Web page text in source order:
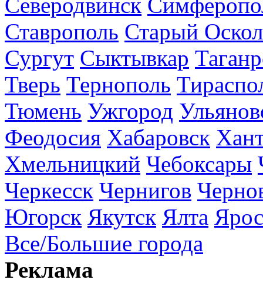
Ставрополь Старый Оскол
Сургут Сыктывкар
Тверь Тернополь
Тюмень Ужгород
Феодосия Хабаровск
Хмельницкий Чебоксары
Черкесск Чернигов
Югорск Якутск Ялта
Все/Большие города
Реклама